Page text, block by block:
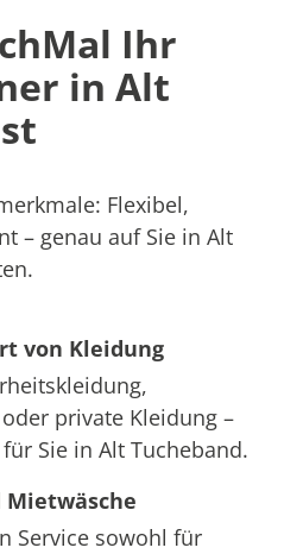
Ihr
in Alt
Flexibel,
– genau auf Sie in Alt
von Kleidung
private Kleidung –
Sie in Alt Tucheband.
Mietwäsche
Service sowohl für